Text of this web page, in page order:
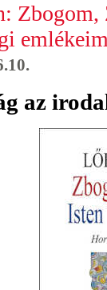
Zbogom,
az